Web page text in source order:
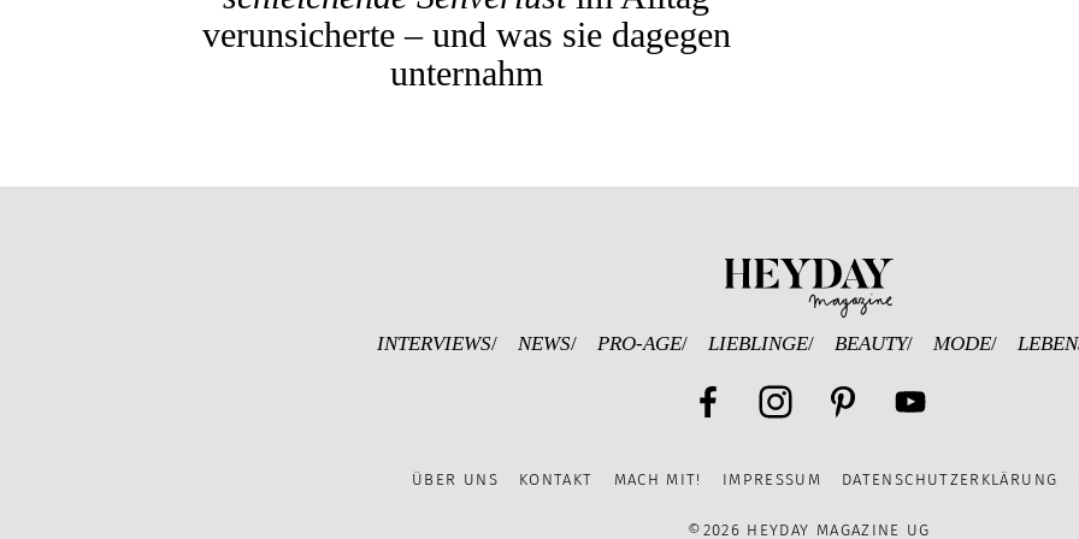
verunsicherte – und was sie dagegen
unternahm
INTERVIEWS NEWS PRO-AGE LIEBLINGE BEAUTY MODE
Channel
ÜBER UNS KONTAKT MACH MIT! IMPRESSUM DATENSCHUTZERKLÄRUNG
©2026 HEYDAY MAGAZINE UG